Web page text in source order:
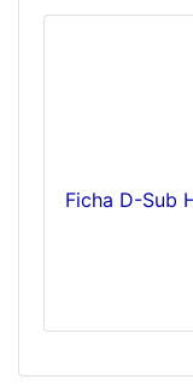
Ficha D-Sub